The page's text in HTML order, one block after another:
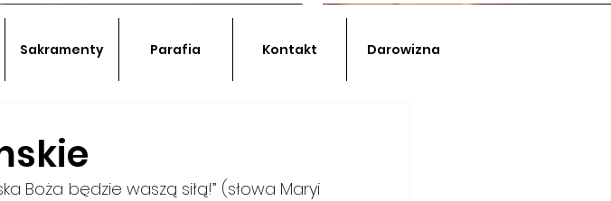
Sakramenty Parafia Kontakt Darowizna
Boża będzie waszą siłą!” (słowa Maryi